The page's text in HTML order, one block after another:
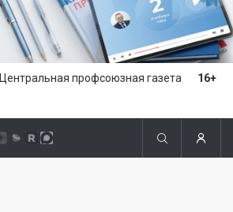
Центральная профсоюзная газета 16+